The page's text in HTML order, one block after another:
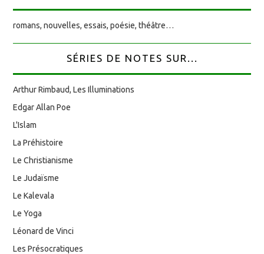
romans, nouvelles, essais, poésie, théâtre…
SÉRIES DE NOTES SUR...
Arthur Rimbaud, Les Illuminations
Edgar Allan Poe
L'Islam
La Préhistoire
Le Christianisme
Le Judaïsme
Le Kalevala
Le Yoga
Léonard de Vinci
Les Présocratiques